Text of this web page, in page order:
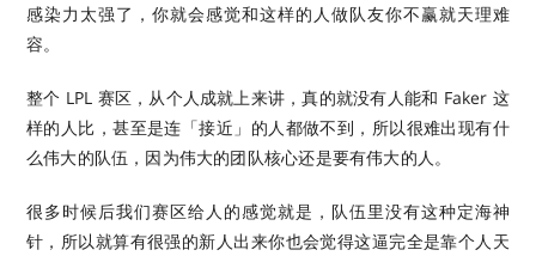
感染力太强了，你就会感觉和这样的人做队友你不赢就天理难
容。
整个 LPL 赛区，从个人成就上来讲，真的就没有人能和 Faker 这
样的人比，甚至是连「接近」的人都做不到，所以很难出现有什
么伟大的队伍，因为伟大的团队核心还是要有伟大的人。
很多时候后我们赛区给人的感觉就是，队伍里没有这种定海神
针，所以就算有很强的新人出来你也会觉得这逼完全是靠个人天